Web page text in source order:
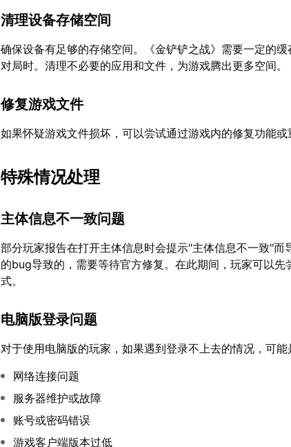
清理设备存储空间
确保设备有足够的存储空间。《金铲铲之战》需要一定的
对局时。清理不必要的应用和文件，为游戏腾出更多空间。
修复游戏文件
如果怀疑游戏文件损坏，可以尝试通过游戏内的修复功能或
特殊情况处理
主体信息不一致问题
部分玩家报告在打开主体信息时会提示"主体信息不一致"而
的bug导致的，需要等待官方修复。在此期间，玩家可以先
式。
电脑版登录问题
对于使用电脑版的玩家，如果遇到登录不上去的情况，可能
网络连接问题
服务器维护或故障
账号或密码错误
游戏客户端版本过低